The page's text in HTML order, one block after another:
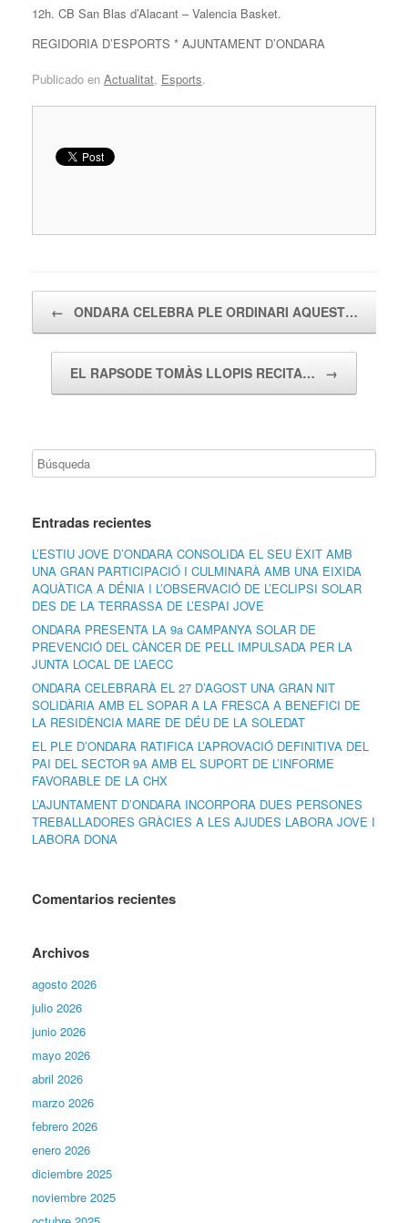
12h. CB San Blas d’Alacant – Valencia Basket.
REGIDORIA D’ESPORTS * AJUNTAMENT D’ONDARA
Publicado en Actualitat, Esports.
← ONDARA CELEBRA PLE ORDINARI AQUEST…
EL RAPSODE TOMÀS LLOPIS RECITA… →
Entradas recientes
L’ESTIU JOVE D’ONDARA CONSOLIDA EL SEU ÈXIT AMB
UNA GRAN PARTICIPACIÓ I CULMINARÀ AMB UNA EIXIDA
AQUÀTICA A DÉNIA I L’OBSERVACIÓ DE L’ECLIPSI SOLAR
DES DE LA TERRASSA DE L’ESPAI JOVE
ONDARA PRESENTA LA 9a CAMPANYA SOLAR DE
PREVENCIÓ DEL CÀNCER DE PELL IMPULSADA PER LA
JUNTA LOCAL DE L’AECC
ONDARA CELEBRARÀ EL 27 D’AGOST UNA GRAN NIT
SOLIDÀRIA AMB EL SOPAR A LA FRESCA A BENEFICI DE
LA RESIDÈNCIA MARE DE DÉU DE LA SOLEDAT
EL PLE D’ONDARA RATIFICA L’APROVACIÓ DEFINITIVA DEL
PAI DEL SECTOR 9A AMB EL SUPORT DE L’INFORME
FAVORABLE DE LA CHX
L’AJUNTAMENT D’ONDARA INCORPORA DUES PERSONES
TREBALLADORES GRÀCIES A LES AJUDES LABORA JOVE I
LABORA DONA
Comentarios recientes
Archivos
agosto 2026
julio 2026
junio 2026
mayo 2026
abril 2026
marzo 2026
febrero 2026
enero 2026
diciembre 2025
noviembre 2025